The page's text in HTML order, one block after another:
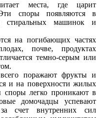
места, где царит
споры появляются в
стиральных машинок и
на погибающих частях
почве, продуктах
темно-серым или
поражают фрукты и
и на поверхности жилых
легко проникают в
домочадцы успевают
счет внутренних сил